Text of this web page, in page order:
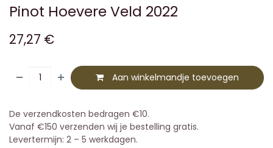
Pinot Hoevere Veld 2022
27,27 €
Aan winkelmandje toevoegen
De verzendkosten bedragen €10.
Vanaf €150 verzenden wij je bestelling gratis.
Levertermijn: 2 – 5 werkdagen.